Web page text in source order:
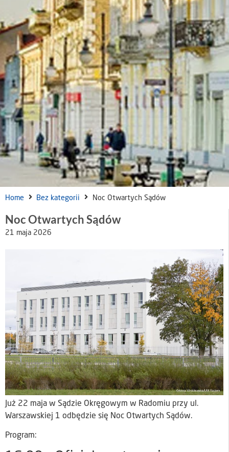
Home Bez kategorii Noc Otwartych Sądów
Noc Otwartych Sądów
21 maja 2026
Już 22 maja w Sądzie Okręgowym w Radomiu przy ul.
Warszawskiej 1 odbędzie się Noc Otwartych Sądów.
Program: